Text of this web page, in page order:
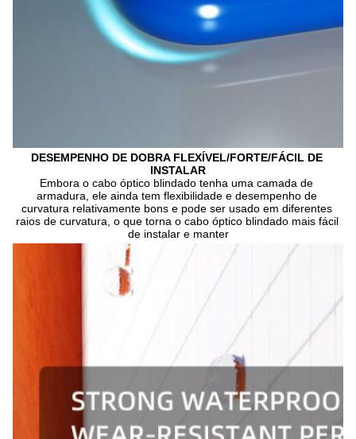
DESEMPENHO DE DOBRA FLEXÍVEL/FORTE/FÁCIL DE
INSTALAR
Embora o cabo óptico blindado tenha uma camada de
armadura, ele ainda tem flexibilidade e desempenho de
curvatura relativamente bons e pode ser usado em diferentes
raios de curvatura, o que torna o cabo óptico blindado mais fácil
de instalar e manter